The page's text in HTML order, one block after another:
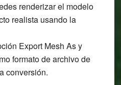
renderizar el modelo
realista usando la
Export Mesh As y
formato de archivo de
conversión.